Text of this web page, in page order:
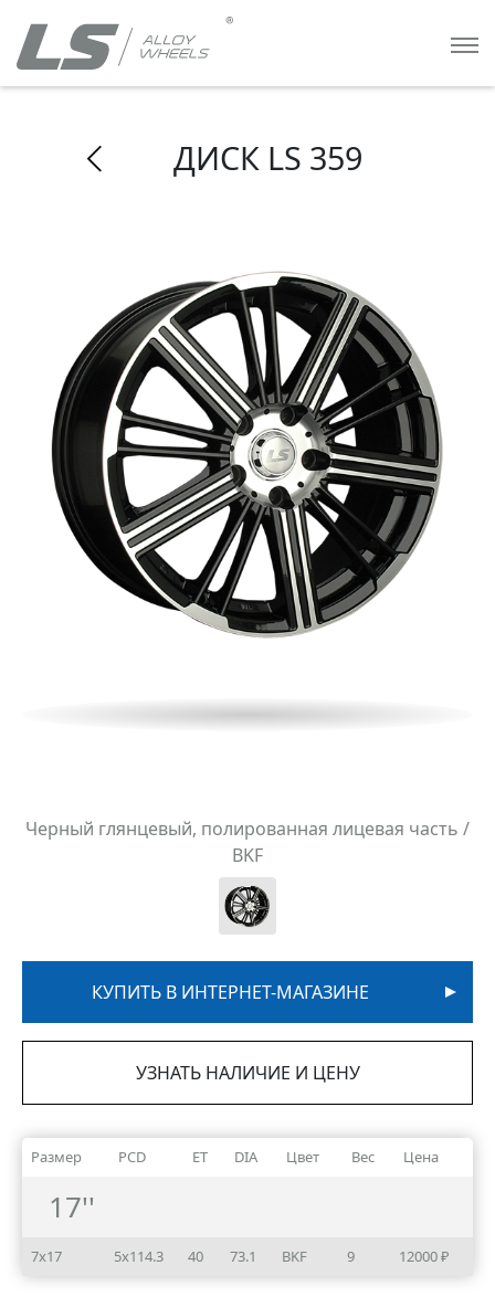
ДИСК LS 359
Черный глянцевый, полированная лицевая часть /
BKF
КУПИТЬ В ИНТЕРНЕТ-МАГАЗИНЕ
УЗНАТЬ НАЛИЧИЕ И ЦЕНУ
Размер PCD ET DIA Цвет Вес Цена
17''
7x17 5x114.3 40 73.1 BKF 9 12000 ₽